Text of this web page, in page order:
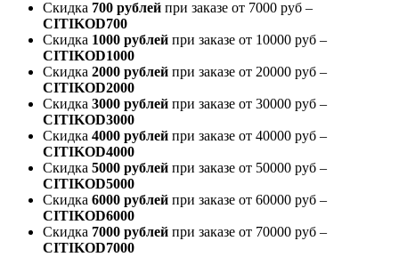
Скидка 700 рублей при заказе от 7000 руб –
CITIKOD700
Скидка 1000 рублей при заказе от 10000 руб –
CITIKOD1000
Скидка 2000 рублей при заказе от 20000 руб –
CITIKOD2000
Скидка 3000 рублей при заказе от 30000 руб –
CITIKOD3000
Скидка 4000 рублей при заказе от 40000 руб –
CITIKOD4000
Скидка 5000 рублей при заказе от 50000 руб –
CITIKOD5000
Скидка 6000 рублей при заказе от 60000 руб –
CITIKOD6000
Скидка 7000 рублей при заказе от 70000 руб –
CITIKOD7000